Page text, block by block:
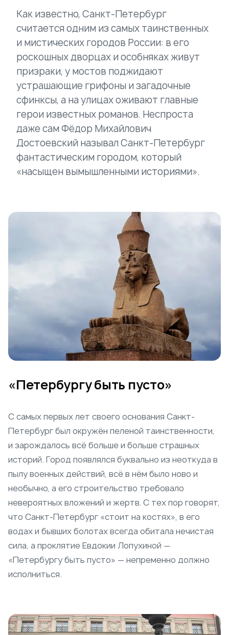
Как известно, Санкт-Петербург
считается одним из самых таинственных
и мистических городов России: в его
роскошных дворцах и особняках живут
призраки, у мостов поджидают
устрашающие грифоны и загадочные
сфинксы, а на улицах оживают главные
герои известных романов. Неспроста
даже сам Фёдор Михайлович
Достоевский называл Санкт-Петербург
фантастическим городом, который
«насыщен вымышленными историями».
«Петербургу быть пусто»
С самых первых лет своего основания Санкт-
Петербург был окружён пеленой таинственности,
и зарождалось всё больше и больше страшных
историй. Город появлялся буквально из неоткуда в
пылу военных действий, всё в нём было ново и
необычно, а его строительство требовало
невероятных вложений и жертв. С тех пор говорят,
что Санкт-Петербург «стоит на костях», в его
водах и бывших болотах всегда обитала нечистая
сила, а проклятие Евдокии Лопухиной —
«Петербургу быть пусто» — непременно должно
исполниться.